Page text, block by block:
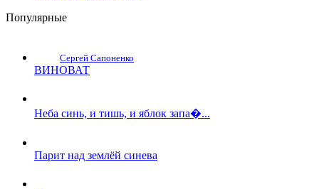
Популярные
Сергей Сапоненко
ВИНОВАТ
Неба синь, и тишь, и яблок запа�...
Парит над землёй синева